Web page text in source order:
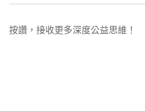
按讚，接收更多深度公益思維！